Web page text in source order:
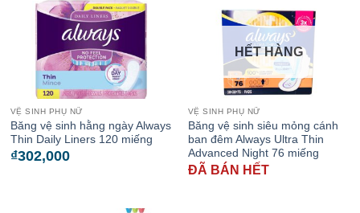
VỆ SINH PHỤ NỮ
Băng vệ sinh hằng ngày Always
Thin Daily Liners 120 miếng
₫302,000
HẾT HÀNG
VỆ SINH PHỤ NỮ
Băng vệ sinh siêu mỏng cánh
ban đêm Always Ultra Thin
Advanced Night 76 miếng
ĐÃ BÁN HẾT